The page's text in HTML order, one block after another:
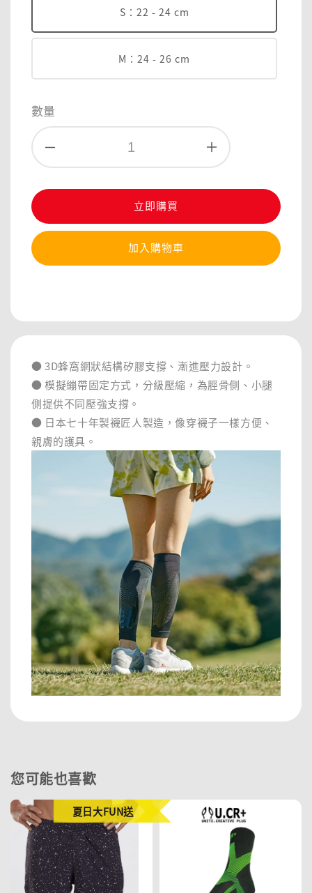
S：22 - 24 cm
M：24 - 26 cm
數量
立即購買
加入購物車
● 3D蜂窩網狀結構矽膠支撐、漸進壓力設計。
● 模擬繃帶固定方式，分級壓縮，為脛骨側、小腿
側提供不同壓強支撐。
● 日本七十年製襪匠人製造，像穿襪子一樣方便、
親膚的護具。
您可能也喜歡
夏日大FUN送